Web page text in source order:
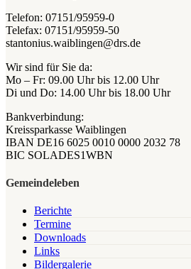
Telefon: 07151/95959-0
Telefax: 07151/95959-50
stantonius.waiblingen@drs.de
Wir sind für Sie da:
Mo – Fr: 09.00 Uhr bis 12.00 Uhr
Di und Do: 14.00 Uhr bis 18.00 Uhr
Bankverbindung:
Kreissparkasse Waiblingen
IBAN DE16 6025 0010 0000 2032 78
BIC SOLADES1WBN
Gemeindeleben
Berichte
Termine
Downloads
Links
Bildergalerie